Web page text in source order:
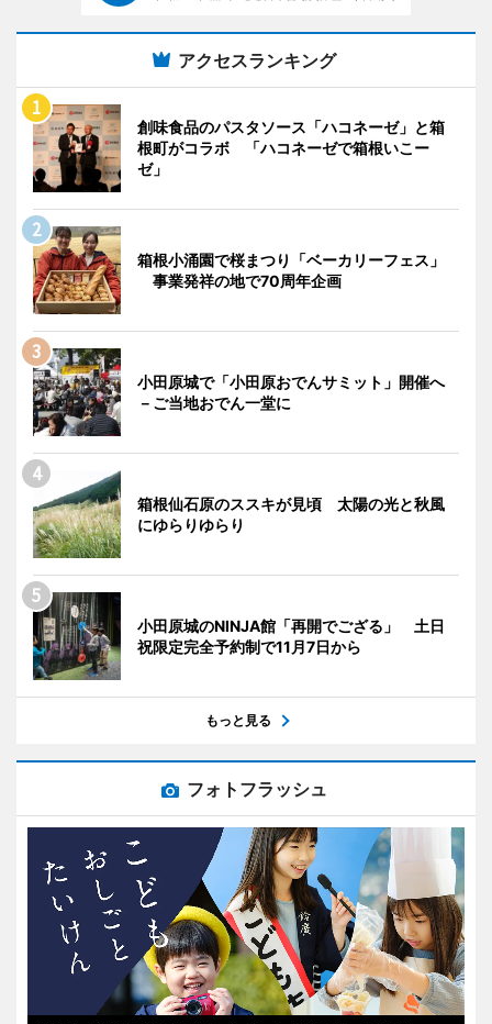
アクセスランキング
創味食品のパスタソース「ハコネーゼ」と箱
根町がコラボ 「ハコネーゼで箱根いこー
ゼ」
箱根小涌園で桜まつり「ベーカリーフェス」
事業発祥の地で70周年企画
小田原城で「小田原おでんサミット」開催へ
－ご当地おでん一堂に
箱根仙石原のススキが見頃 太陽の光と秋風
にゆらりゆらり
小田原城のNINJA館「再開でござる」 土日
祝限定完全予約制で11月7日から
もっと見る
フォトフラッシュ